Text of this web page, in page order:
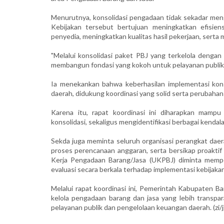
Menurutnya, konsolidasi pengadaan tidak sekadar
Kebijakan tersebut bertujuan meningkatkan
penyedia, meningkatkan kualitas hasil pekerjaan, serta
"Melalui konsolidasi paket PBJ yang terkelola
membangun fondasi yang kokoh untuk pelayanan
Ia menekankan bahwa keberhasilan implementasi
daerah, didukung koordinasi yang solid serta
Karena itu, rapat koordinasi ini diharapkan
konsolidasi, sekaligus mengidentifikasi berbagai
Sekda juga meminta seluruh organisasi perangkat
proses perencanaan anggaran, serta bersikap
Kerja Pengadaan Barang/Jasa (UKPBJ) diminta
evaluasi secara berkala terhadap implementasi
Melalui rapat koordinasi ini, Pemerintah Kabupaten
kelola pengadaan barang dan jasa yang lebih
pelayanan publik dan pengelolaan keuangan daerah.